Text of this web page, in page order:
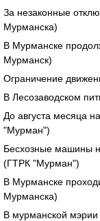
За незаконные
Мурманска)
В Мурманске
Мурманск)
Ограничение
В Лесозаводском
До августа месяца
"Мурман")
Бесхозные машины
(ГТРК "Мурман")
В Мурманске
Мурманска)
В мурманской мэрии